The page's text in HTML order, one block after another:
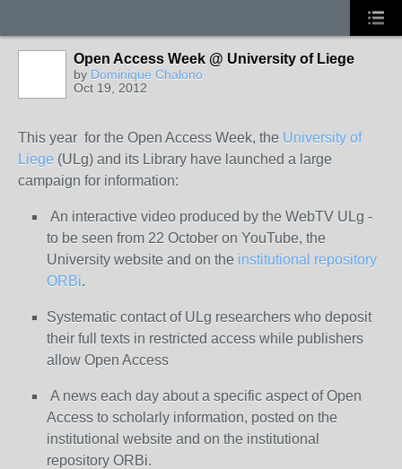
Open Access Week @ University of Liege
by Dominique Chalono
Oct 19, 2012
This year for the Open Access Week, the University of
Liege (ULg) and its Library have launched a large
campaign for information:
An interactive video produced by the WebTV ULg -
to be seen from 22 October on YouTube, the
University website and on the institutional repository
ORBi.
Systematic contact of ULg researchers who deposit
their full texts in restricted access while publishers
allow Open Access
A news each day about a specific aspect of Open
Access to scholarly information, posted on the
institutional website and on the institutional
repository ORBi.